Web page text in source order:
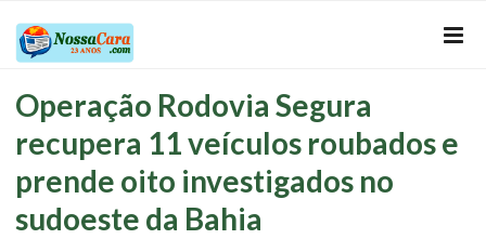
Operação Rodovia Segura
recupera 11 veículos roubados e
prende oito investigados no
sudoeste da Bahia